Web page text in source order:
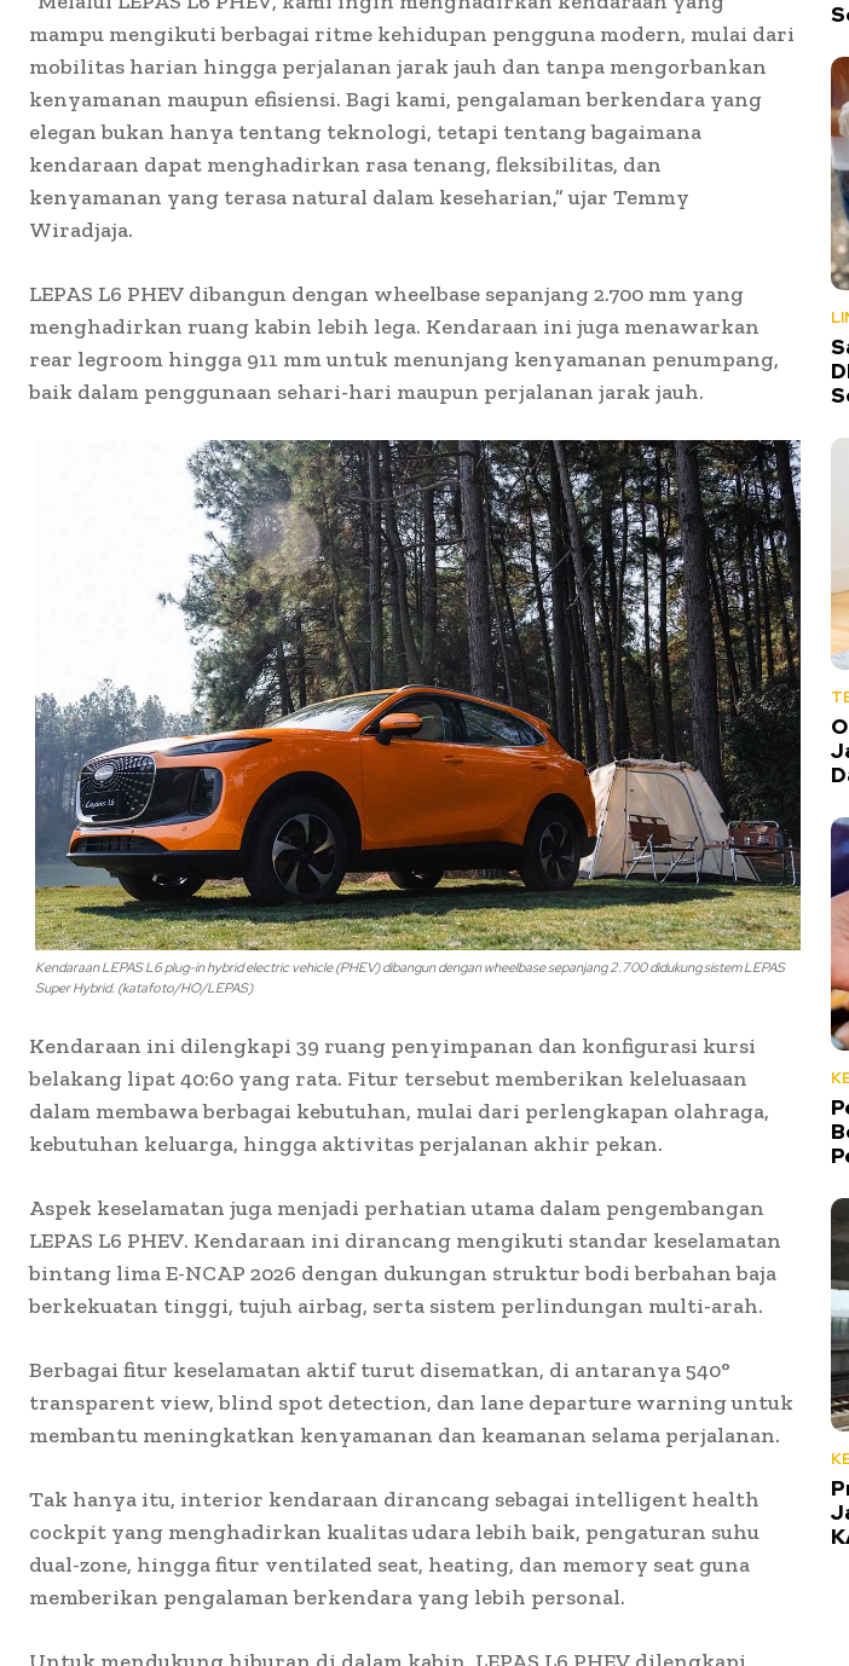
mampu mengikuti berbagai ritme kehidupan pengguna modern, mulai dari
mobilitas harian hingga perjalanan jarak jauh dan tanpa mengorbankan
kenyamanan maupun efisiensi. Bagi kami, pengalaman berkendara yang
elegan bukan hanya tentang teknologi, tetapi tentang bagaimana
kendaraan dapat menghadirkan rasa tenang, fleksibilitas, dan
kenyamanan yang terasa natural dalam keseharian,” ujar Temmy
Wiradjaja.
LEPAS L6 PHEV dibangun dengan wheelbase sepanjang 2.700 mm yang
menghadirkan ruang kabin lebih lega. Kendaraan ini juga menawarkan
rear legroom hingga 911 mm untuk menunjang kenyamanan penumpang,
baik dalam penggunaan sehari-hari maupun perjalanan jarak jauh.
Kendaraan LEPAS L6 plug-in hybrid electric vehicle (PHEV) dibangun dengan wheelbase sepanjang 2.700 didukung sistem LEPAS
Super Hybrid. (katafoto/HO/LEPAS)
Kendaraan ini dilengkapi 39 ruang penyimpanan dan konfigurasi kursi
belakang lipat 40:60 yang rata. Fitur tersebut memberikan keleluasaan
dalam membawa berbagai kebutuhan, mulai dari perlengkapan olahraga,
kebutuhan keluarga, hingga aktivitas perjalanan akhir pekan.
Aspek keselamatan juga menjadi perhatian utama dalam pengembangan
LEPAS L6 PHEV. Kendaraan ini dirancang mengikuti standar keselamatan
bintang lima E-NCAP 2026 dengan dukungan struktur bodi berbahan baja
berkekuatan tinggi, tujuh airbag, serta sistem perlindungan multi-arah.
Berbagai fitur keselamatan aktif turut disematkan, di antaranya 540°
transparent view, blind spot detection, dan lane departure warning untuk
membantu meningkatkan kenyamanan dan keamanan selama perjalanan.
Tak hanya itu, interior kendaraan dirancang sebagai intelligent health
cockpit yang menghadirkan kualitas udara lebih baik, pengaturan suhu
dual-zone, hingga fitur ventilated seat, heating, dan memory seat guna
memberikan pengalaman berkendara yang lebih personal.